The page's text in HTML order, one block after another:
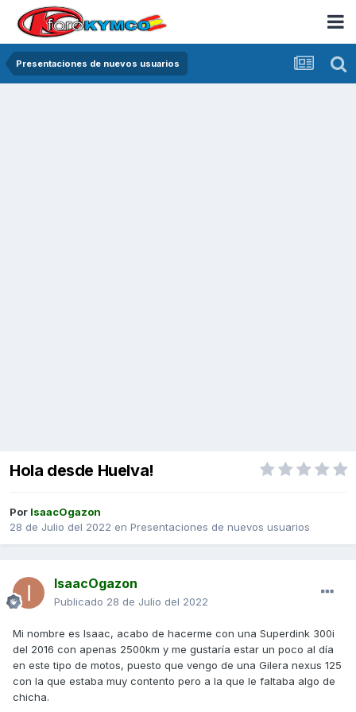
Presentaciones de nuevos usuarios
Hola desde Huelva!
Por IsaacOgazon
28 de Julio del 2022 en Presentaciones de nuevos usuarios
IsaacOgazon
Publicado 28 de Julio del 2022
Mi nombre es Isaac, acabo de hacerme con una Superdink 300i
del 2016 con apenas 2500km y me gustaría estar un poco al día
en este tipo de motos, puesto que vengo de una Gilera nexus 125
con la que estaba muy contento pero a la que le faltaba algo de
chicha.